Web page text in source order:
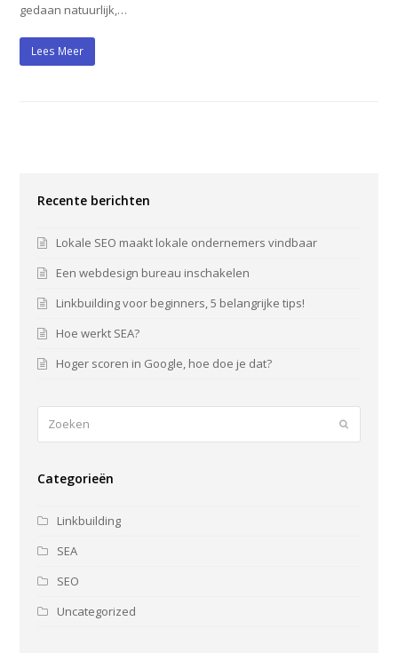
gedaan natuurlijk,…
Lees Meer
Recente berichten
Lokale SEO maakt lokale ondernemers vindbaar
Een webdesign bureau inschakelen
Linkbuilding voor beginners, 5 belangrijke tips!
Hoe werkt SEA?
Hoger scoren in Google, hoe doe je dat?
Categorieën
Linkbuilding
SEA
SEO
Uncategorized